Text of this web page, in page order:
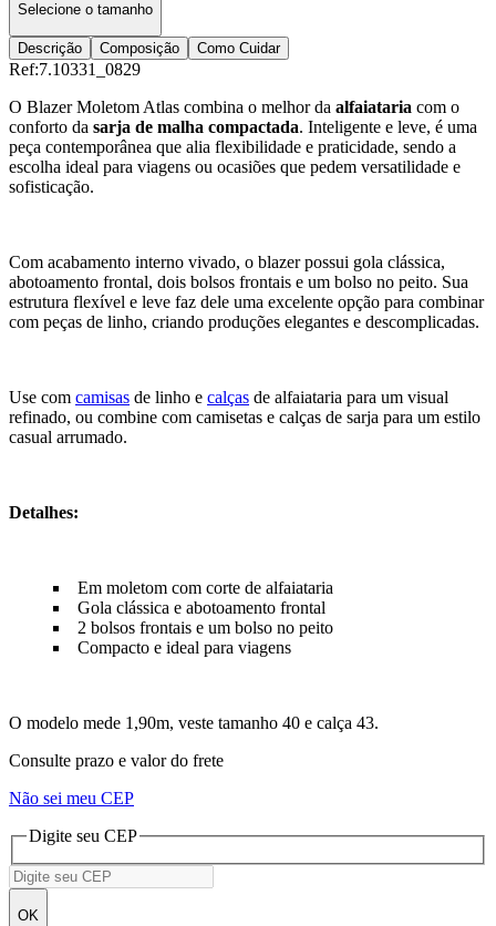
Selecione o tamanho
Descrição Composição Como Cuidar
Ref:7.10331_0829
O Blazer Moletom Atlas combina o melhor da alfaiataria com o
conforto da sarja de malha compactada. Inteligente e leve, é uma
peça contemporânea que alia flexibilidade e praticidade, sendo a
escolha ideal para viagens ou ocasiões que pedem versatilidade e
sofisticação.
Com acabamento interno vivado, o blazer possui gola clássica,
abotoamento frontal, dois bolsos frontais e um bolso no peito. Sua
estrutura flexível e leve faz dele uma excelente opção para combinar
com peças de linho, criando produções elegantes e descomplicadas.
Use com camisas de linho e calças de alfaiataria para um visual
refinado, ou combine com camisetas e calças de sarja para um estilo
casual arrumado.
Detalhes:
Em moletom com corte de alfaiataria
Gola clássica e abotoamento frontal
2 bolsos frontais e um bolso no peito
Compacto e ideal para viagens
O modelo mede 1,90m, veste tamanho 40 e calça 43.
Consulte prazo e valor do frete
Não sei meu CEP
Digite seu CEP
OK